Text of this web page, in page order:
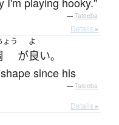
— Tatoeba
Details ▸
ょう
が
よ
良い。
since his
— Tatoeba
Details ▸